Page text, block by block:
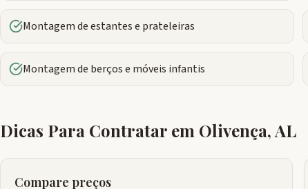
Montagem de estantes e prateleiras
Montagem de berços e móveis infantis
Dicas Para Contratar em Olivença,AL
Compare preços